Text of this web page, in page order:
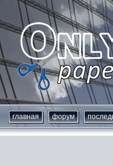
главная форум